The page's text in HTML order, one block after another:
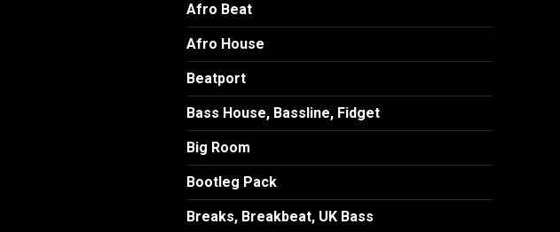
Afro Beat
Afro House
Beatport
Bass House, Bassline, Fidget
Big Room
Bootleg Pack
Breaks, Breakbeat, UK Bass